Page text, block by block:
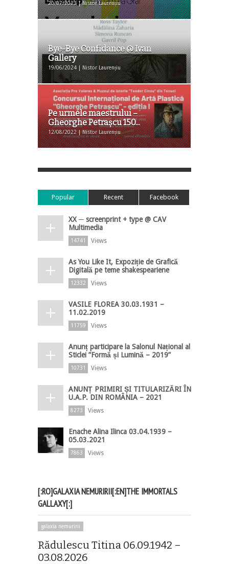
20/07/2023 | Nistor Laurențiu
Bye-Bye Confidance @ Ivan
Gallery
19/06/2024 | Nistor Laurențiu
Pe urmele maestrului –
Gheorghe Petrașcu 150...
12/08/2022 | Nistor Laurențiu
Popular Recent Facebook
XX ─ screenprint + type @ CAV
Multimedia
14741 Views
As You Like It, Expoziție de Grafică
Digitală pe teme shakespeariene
12332 Views
VASILE FLOREA 30.03.1931 –
11.02.2019
11759 Views
Anunț participare la Salonul Național al
Sticlei ”Formă și Lumină – 2019”
10731 Views
ANUNȚ PRIMIRI ȘI TITULARIZĂRI ÎN
U.A.P. DIN ROMÂNIA – 2021
8273 Views
Enache Alina Ilinca 03.04.1939 –
05.03.2021
7863 Views
[:RO]GALAXIA NEMURIRII[:EN]THE IMMORTALS
GALLAXY[:]
galaxia nemuririi
Rădulescu Titina 06.09.1942 –
03.08.2026